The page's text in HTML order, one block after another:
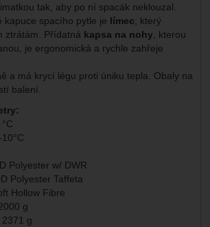
tak, aby po ní spacák neklouzal.
kapuce spacího pytle je límec , který
ztrátám. Přídatná kapsa na nohy , kterou
je ergonomická a rychle zahřeje
a má krycí légu proti úniku tepla. Obaly na
balení.
Polyester w/ DWR
Polyester Taffeta
Hollow Fibre
g
g